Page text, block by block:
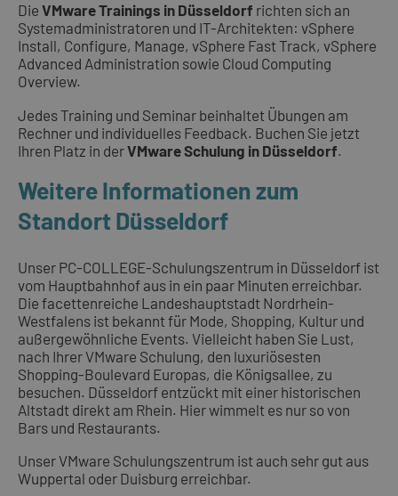
Die VMware Trainings in Düsseldorf richten sich an
Systemadministratoren und IT-Architekten: vSphere
Install, Configure, Manage, vSphere Fast Track, vSphere
Advanced Administration sowie Cloud Computing
Overview.
Jedes Training und Seminar beinhaltet Übungen am
Rechner und individuelles Feedback. Buchen Sie jetzt
Ihren Platz in derVMware Schulung in Düsseldorf.
Weitere Informationen zum
Standort Düsseldorf
Unser PC-COLLEGE-Schulungszentrum in Düsseldorf ist
vom Hauptbahnhof aus in ein paar Minuten erreichbar.
Die facettenreiche Landeshauptstadt Nordrhein-
Westfalens ist bekannt für Mode, Shopping, Kultur und
außergewöhnliche Events. Vielleicht haben Sie Lust,
nach Ihrer VMware Schulung, den luxuriösesten
Shopping-Boulevard Europas, die Königsallee, zu
besuchen. Düsseldorf entzückt mit einer historischen
Altstadt direkt am Rhein. Hier wimmelt es nur so von
Bars und Restaurants.
Unser VMware Schulungszentrum ist auch sehr gut aus
Wuppertal oder Duisburg erreichbar.